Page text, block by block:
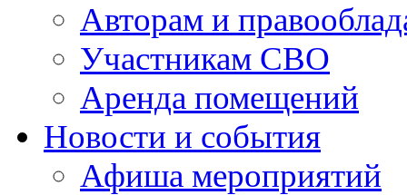
Авторам и
Участникам СВО
Аренда помещений
Новости и события
Афиша мероприятий